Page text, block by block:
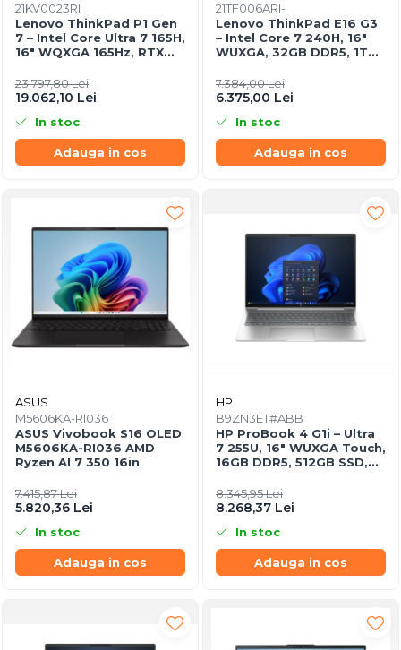
Imprimanta Laser Mono
Imprimante Cerneală
Imprimante Matriciale
Multifuncțional Cerneală
Multifuncțional Laser Mono
Accesorii Imprimante &
Scannere 3D
Cerneală & Cap de Printare
Consumabile - toner
Imprimante Large Format
Printer (LFP)
Accesorii Large Format
Scannere Documente
TV, Audio-Video & Multimedia
Monitoare
Monitoare Gaming & Consumer
Monitoare Business
Accesorii
Accesorii Căști & Microfoane
21KV0023RI
Lenovo ThinkPad P1 Gen
7 – Intel Core Ultra 7 165H,
16" WQXGA 165Hz, RTX
Windows 11 Pro, 3Y
Premier
23.797,80 Lei
19.062,10 Lei
In stoc
Adauga in cos
21TF006ARI-
Lenovo ThinkPad E16 G3
– Intel Core 7 240H, 16"
WUXGA, 32GB DDR5, 1TB
7.384,00 Lei
6.375,00 Lei
In stoc
Adauga in cos
ASUS
M5606KA-RI036
ASUS Vivobook S16 OLED
M5606KA-RI036 AMD
Ryzen AI 7 350 16in
7.415,87 Lei
5.820,36 Lei
In stoc
Adauga in cos
HP
B9ZN3ET#ABB
HP ProBook 4 G1i – Ultra
7 255U, 16" WUXGA Touch,
16GB DDR5, 512GB SSD,
8.345,95 Lei
8.268,37 Lei
In stoc
Adauga in cos